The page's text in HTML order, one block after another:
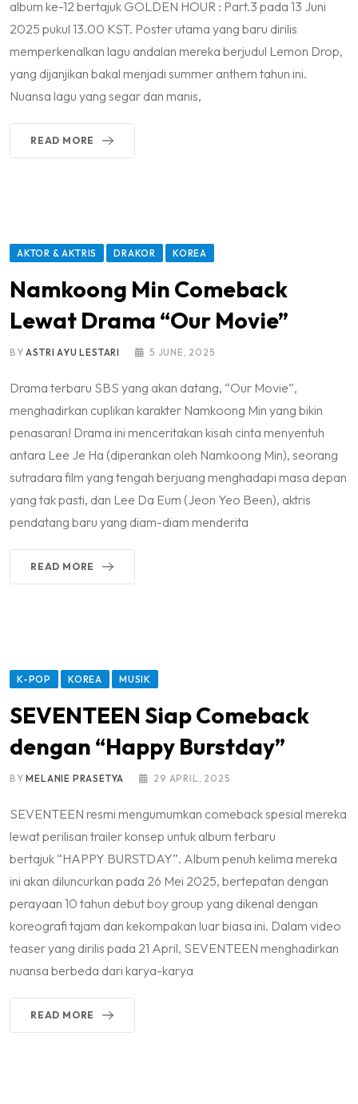
album ke-12 bertajuk GOLDEN HOUR : Part.3 pada 13 Juni
2025 pukul 13.00 KST. Poster utama yang baru dirilis
memperkenalkan lagu andalan mereka berjudul Lemon Drop,
yang dijanjikan bakal menjadi summer anthem tahun ini.
Nuansa lagu yang segar dan manis,
READ MORE
AKTOR & AKTRIS DRAKOR KOREA
Namkoong Min Comeback
Lewat Drama “Our Movie”
BYASTRI AYU LESTARI 5 JUNE, 2025
Drama terbaru SBS yang akan datang, “Our Movie”,
menghadirkan cuplikan karakter Namkoong Min yang bikin
penasaran! Drama ini menceritakan kisah cinta menyentuh
antara Lee Je Ha (diperankan oleh Namkoong Min), seorang
sutradara film yang tengah berjuang menghadapi masa depan
yang tak pasti, dan Lee Da Eum (Jeon Yeo Been), aktris
pendatang baru yang diam-diam menderita
READ MORE
K-POP KOREA MUSIK
SEVENTEEN Siap Comeback
dengan “Happy Burstday”
BYMELANIE PRASETYA 29 APRIL, 2025
SEVENTEEN resmi mengumumkan comeback spesial mereka
lewat perilisan trailer konsep untuk album terbaru
bertajuk “HAPPY BURSTDAY”. Album penuh kelima mereka
ini akan diluncurkan pada 26 Mei 2025, bertepatan dengan
perayaan 10 tahun debut boy group yang dikenal dengan
koreografi tajam dan kekompakan luar biasa ini. Dalam video
teaser yang dirilis pada 21 April, SEVENTEEN menghadirkan
nuansa berbeda dari karya-karya
READ MORE